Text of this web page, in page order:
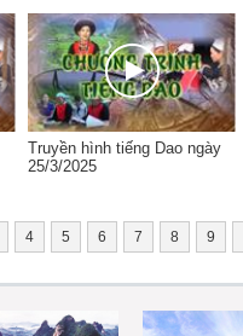
Truyền hình tiếng Dao ngày
25/3/2025
4 5 6 7 8 9